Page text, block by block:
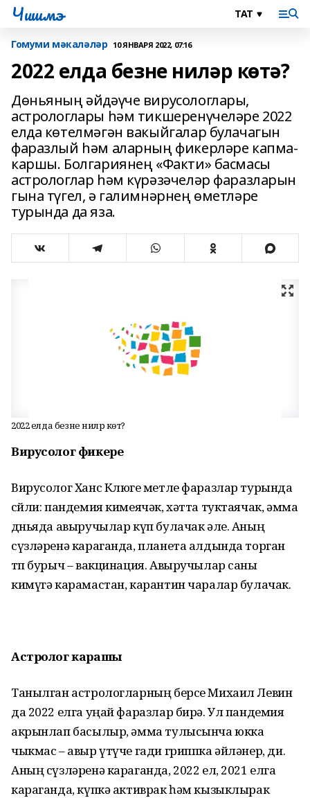
Чишмэ
Гомуми мәкаләләр 10 ЯНВАРЯ 2022, 07:16
2022 елда безне ниләр көтә?
Дөньяның әйдәүче вирусологлары,
астрологлары һәм тикшеренүчеләре 2022
елда көтелмәгән вакыйгалар булачагын
фаразлый һәм аларның фикерләре капма-
каршы. Болгариянең «Факти» басмасы
астрологлар һәм күрәзәчеләр фаразларын
гына түгел, ә галимнәрнең өметләре
турында да яза.
2022 елда безне ниләр көтә?
Вирусолог фикере
Вирусолог Ханс Клюге өметле фаразлар турында
сөйли: пандемия кимеячәк, хәтта туктаячак, әмма
дөньяда авыручылар күп булачак әле. Аның
сүзләренә караганда, планета алдында торган
төп бурыч – вакцинация. Авыручылар саны
кимүгә карамастан, карантин чаралар булачак.
Астролог карашы
Танылган астрологларның берсе Михаил Левин
да 2022 елга уңай фаразлар бирә. Ул пандемия
акрынлап басылыр, әмма тулысынча юкка
чыкмас – авыр үтүче гади гриппка әйләнер, ди.
Аның сүзләренә караганда, 2022 ел, 2021 елга
караганда, күпкә активрак һәм кызыклырак